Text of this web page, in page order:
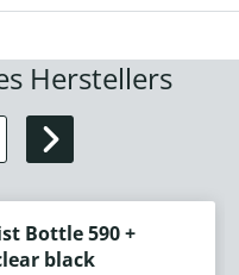
Herstellers
Bottle 590 +
black